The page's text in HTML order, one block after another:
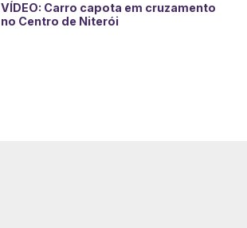
VÍDEO: Carro capota em cruzamento
no Centro de Niterói